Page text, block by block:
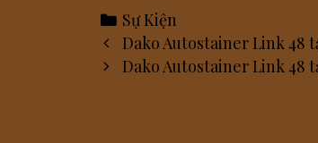
Categories
Sự Kiện
Post
navigation
Dako Autostainer Link 48
Dako Autostainer Link 48